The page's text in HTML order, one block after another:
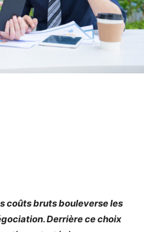
coûts bruts bouleverse les
Derrière ce choix